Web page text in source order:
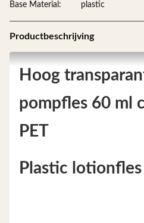
Base Material:
plastic
Productbeschrijving
Hoog
pompfles 60 ml
PET
Plastic lotionfles